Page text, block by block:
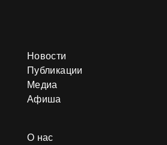
Новости
Публикации
Медиа
Афиша
О нас